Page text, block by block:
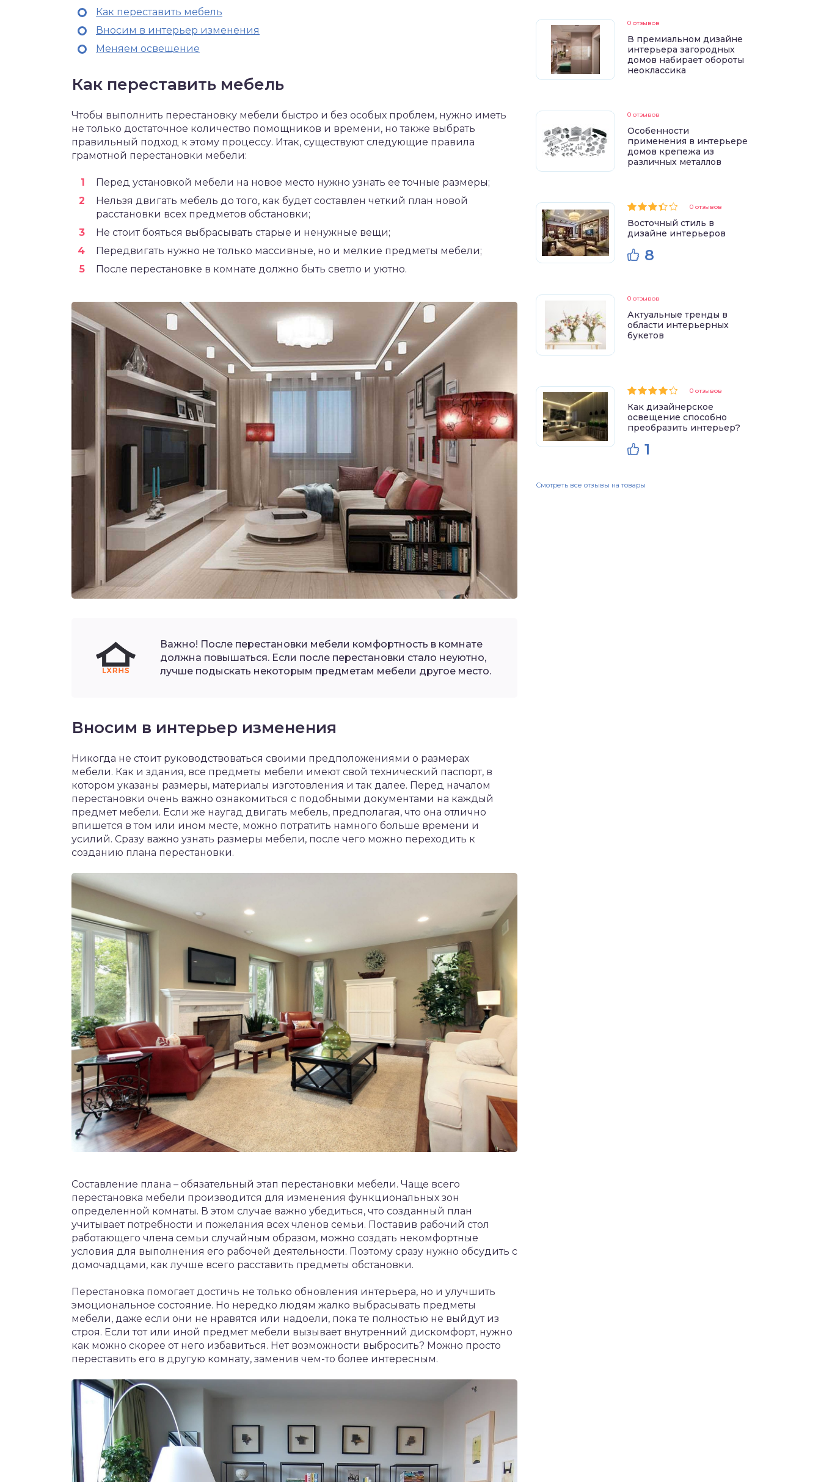
Как переставить мебель
Вносим в интерьер изменения
Меняем освещение
Как переставить мебель
Чтобы выполнить перестановку мебели быстро и без особых проблем, нужно иметь
не только достаточное количество помощников и времени, но также выбрать
правильный подход к этому процессу. Итак, существуют следующие правила
грамотной перестановки мебели:
Перед установкой мебели на новое место нужно узнать ее точные размеры;
Нельзя двигать мебель до того, как будет составлен четкий план новой
расстановки всех предметов обстановки;
Не стоит бояться выбрасывать старые и ненужные вещи;
Передвигать нужно не только массивные, но и мелкие предметы мебели;
После перестановке в комнате должно быть светло и уютно.
Важно! После перестановки мебели комфортность в комнате
должна повышаться. Если после перестановки стало неуютно,
лучше подыскать некоторым предметам мебели другое место.
Вносим в интерьер изменения
Никогда не стоит руководствоваться своими предположениями о размерах
мебели. Как и здания, все предметы мебели имеют свой технический паспорт, в
котором указаны размеры, материалы изготовления и так далее. Перед началом
перестановки очень важно ознакомиться с подобными документами на каждый
предмет мебели. Если же наугад двигать мебель, предполагая, что она отлично
впишется в том или ином месте, можно потратить намного больше времени и
усилий. Сразу важно узнать размеры мебели, после чего можно переходить к
созданию плана перестановки.
Составление плана – обязательный этап перестановки мебели. Чаще всего
перестановка мебели производится для изменения функциональных зон
определенной комнаты. В этом случае важно убедиться, что созданный план
учитывает потребности и пожелания всех членов семьи. Поставив рабочий стол
работающего члена семьи случайным образом, можно создать некомфортные
условия для выполнения его рабочей деятельности. Поэтому сразу нужно обсудить с
домочадцами, как лучше всего расставить предметы обстановки.
Перестановка помогает достичь не только обновления интерьера, но и улучшить
эмоциональное состояние. Но нередко людям жалко выбрасывать предметы
мебели, даже если они не нравятся или надоели, пока те полностью не выйдут из
строя. Если тот или иной предмет мебели вызывает внутренний дискомфорт, нужно
как можно скорее от него избавиться. Нет возможности выбросить? Можно просто
переставить его в другую комнату, заменив чем-то более интересным.
0 отзывов
В премиальном дизайне
интерьера загородных
домов набирает обороты
неоклассика
0 отзывов
Особенности
применения в интерьере
домов крепежа из
различных металлов
0 отзывов
Восточный стиль в
дизайне интерьеров
8
0 отзывов
Актуальные тренды в
области интерьерных
букетов
0 отзывов
Как дизайнерское
освещение способно
преобразить интерьер?
1
Смотреть все отзывы на товары